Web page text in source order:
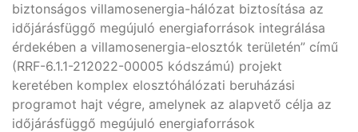
biztonságos villamosenergia-hálózat biztosítása az
időjárásfüggő megújuló energiaforrások integrálása
érdekében a villamosenergia-elosztók területén” című
(RRF-6.1.1-212022-00005 kódszámú) projekt
keretében komplex elosztóhálózati beruházási
programot hajt végre, amelynek az alapvető célja az
időjárásfüggő megújuló energiaforrások